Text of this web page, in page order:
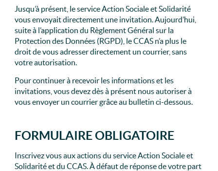
Jusqu’à présent, le service Action Sociale et Solidarité
vous envoyait directement une invitation. Aujourd’hui,
suite à l’application du Règlement Général sur la
Protection des Données (RGPD), le CCAS n’a plus le
droit de vous adresser directement un courrier, sans
votre autorisation.
Pour continuer à recevoir les informations et les
invitations, vous devez dès à présent nous autoriser à
vous envoyer un courrier grâce au bulletin ci-dessous.
FORMULAIRE OBLIGATOIRE
Inscrivez vous aux actions du service Action Sociale et
Solidarité et du CCAS. À défaut de réponse de votre part